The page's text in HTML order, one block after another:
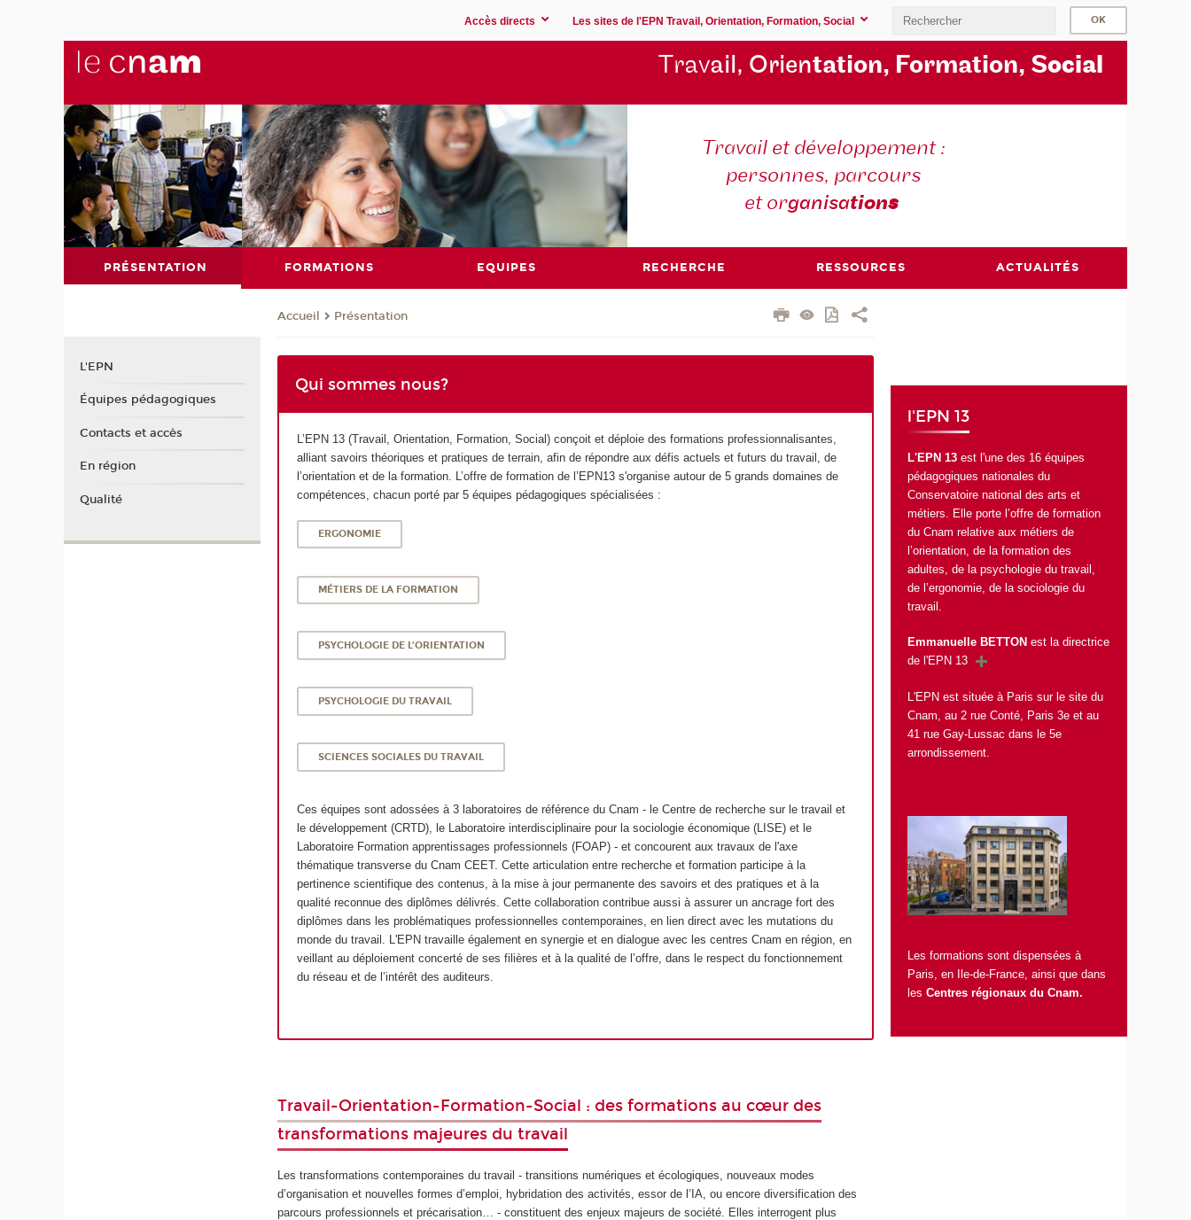
Accès directs Les sites de l'EPN Travail, Orientation, Formation, Social
Travail, Orientation, Formation, Social
Travail et développement :
personnes, parcours
et organisations
PRÉSENTATION FORMATIONS EQUIPES RECHERCHE RESSOURCES ACTUALITÉS
Accueil Présentation
Qui sommes nous?
L’EPN 13 (Travail, Orientation, Formation, Social) conçoit et déploie des formations professionnalisantes,
alliant savoirs théoriques et pratiques de terrain, afin de répondre aux défis actuels et futurs du travail, de
l’orientation et de la formation. L’offre de formation de l’EPN13 s'organise autour de 5 grands domaines de
compétences, chacun porté par 5 équipes pédagogiques spécialisées :
ERGONOMIE
MÉTIERS DE LA FORMATION
PSYCHOLOGIE DE L’ORIENTATION
PSYCHOLOGIE DU TRAVAIL
SCIENCES SOCIALES DU TRAVAIL
Ces équipes sont adossées à 3 laboratoires de référence du Cnam - le Centre de recherche sur le travail et
le développement (CRTD), le Laboratoire interdisciplinaire pour la sociologie économique (LISE) et le
Laboratoire Formation apprentissages professionnels (FOAP) - et concourent aux travaux de l'axe
thématique transverse du Cnam CEET. Cette articulation entre recherche et formation participe à la
pertinence scientifique des contenus, à la mise à jour permanente des savoirs et des pratiques et à la
qualité reconnue des diplômes délivrés. Cette collaboration contribue aussi à assurer un ancrage fort des
diplômes dans les problématiques professionnelles contemporaines, en lien direct avec les mutations du
monde du travail. L'EPN travaille également en synergie et en dialogue avec les centres Cnam en région, en
veillant au déploiement concerté de ses filières et à la qualité de l’offre, dans le respect du fonctionnement
du réseau et de l’intérêt des auditeurs.
Travail-Orientation-Formation-Social : des formations au cœur des
transformations majeures du travail
Les transformations contemporaines du travail - transitions numériques et écologiques, nouveaux modes
d’organisation et nouvelles formes d’emploi, hybridation des activités, essor de l’IA, ou encore diversification des
parcours professionnels et précarisation… - constituent des enjeux majeurs de société. Elles interrogent plus
l'EPN 13
L'EPN 13est l'une des 16 équipes
pédagogiques nationales du
Conservatoire national des arts et
métiers. Elle porte l’offre de formation
du Cnam relative aux métiers de
l’orientation, de la formation des
adultes, de la psychologie du travail,
de l’ergonomie, de la sociologie du
travail.
Emmanuelle BETTON est la directrice
de l'EPN 13
L'EPN est située à Paris sur le site du
Cnam, au 2 rue Conté, Paris 3e et au
41 rue Gay-Lussac dans le 5e
arrondissement.
Les formations sont dispensées à
Paris, en Ile-de-France, ainsi que dans
les Centres régionaux du Cnam.
L'EPN
Équipes pédagogiques
Contacts et accès
En région
Qualité